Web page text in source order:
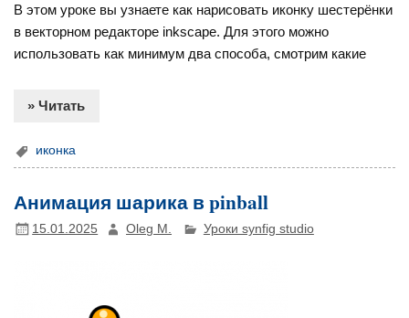
В этом уроке вы узнаете как нарисовать иконку шестерёнки
в векторном редакторе inkscape. Для этого можно
использовать как минимум два способа, смотрим какие
» Читать
иконка
Анимация шарика в pinball
15.01.2025 Oleg M. Уроки synfig studio